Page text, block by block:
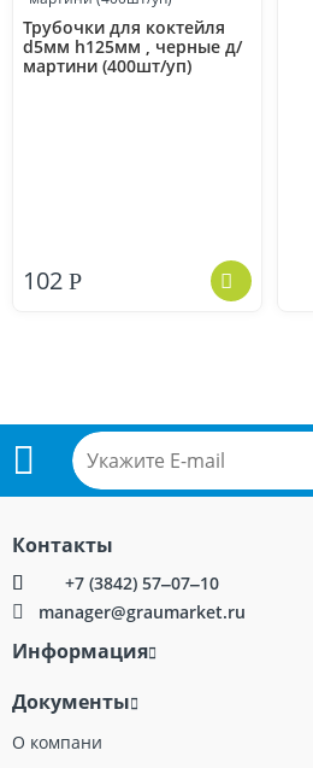
Трубочки для коктейля
d5мм h125мм , черные д/
мартини (400шт/уп)
102 Р
Контакты
+7 (3842) 57‒07‒10
manager@graumarket.ru
Информация
Документы
О компани